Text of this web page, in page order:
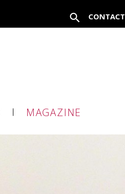
CONTACT
MAGAZINE